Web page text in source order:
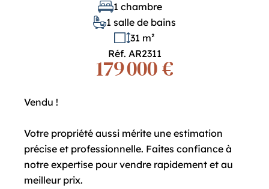
1 chambre
1 salle de bains
31 m²
Réf. AR2311
179 000 €
Vendu !
Votre propriété aussi mérite une estimation
précise et professionnelle. Faites confiance à
notre expertise pour vendre rapidement et au
meilleur prix.